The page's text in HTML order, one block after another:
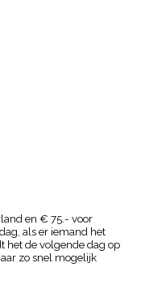
en € 75.- voor
als er iemand het
het de volgende dag op
zo snel mogelijk